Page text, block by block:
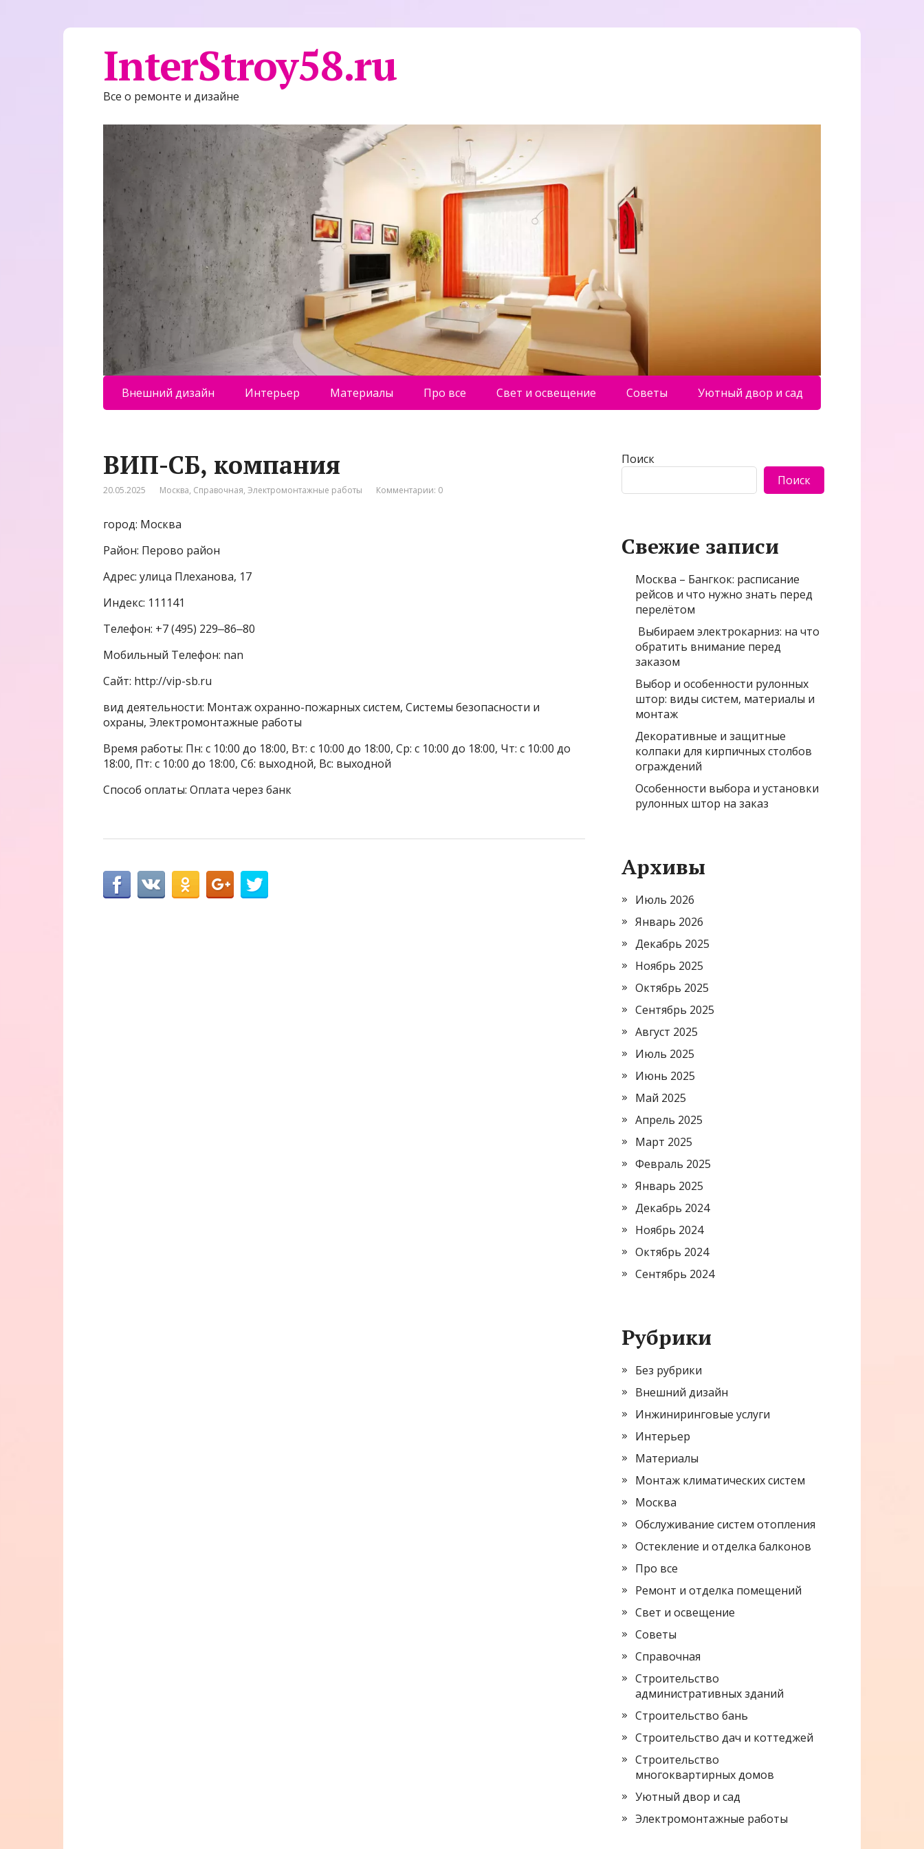
InterStroy58.ru
Все о ремонте и дизайне
Внешний дизайн Интерьер Материалы Про все Свет и освещение Советы Уютный двор и сад
ВИП-СБ, компания
20.05.2025 Москва, Справочная, Электромонтажные работы Комментарии: 0
город: Москва
Район: Перово район
Адрес: улица Плеханова, 17
Индекс: 111141
Телефон: +7 (495) 229‒86‒80
Мобильный Телефон: nan
Сайт: http://vip-sb.ru
вид деятельности: Монтаж охранно-пожарных систем, Системы безопасности и
охраны, Электромонтажные работы
Время работы: Пн: с 10:00 до 18:00, Вт: с 10:00 до 18:00, Ср: с 10:00 до 18:00, Чт: с 10:00 до
18:00, Пт: с 10:00 до 18:00, Сб: выходной, Вс: выходной
Способ оплаты: Оплата через банк
Поиск
Поиск
Свежие записи
Москва – Бангкок: расписание
рейсов и что нужно знать перед
перелётом
Выбираем электрокарниз: на что
обратить внимание перед
заказом
Выбор и особенности рулонных
штор: виды систем, материалы и
монтаж
Декоративные и защитные
колпаки для кирпичных столбов
ограждений
Особенности выбора и установки
рулонных штор на заказ
Архивы
Июль 2026
Январь 2026
Декабрь 2025
Ноябрь 2025
Октябрь 2025
Сентябрь 2025
Август 2025
Июль 2025
Июнь 2025
Май 2025
Апрель 2025
Март 2025
Февраль 2025
Январь 2025
Декабрь 2024
Ноябрь 2024
Октябрь 2024
Сентябрь 2024
Рубрики
Без рубрики
Внешний дизайн
Инжиниринговые услуги
Интерьер
Материалы
Монтаж климатических систем
Москва
Обслуживание систем отопления
Остекление и отделка балконов
Про все
Ремонт и отделка помещений
Свет и освещение
Советы
Справочная
Строительство
административных зданий
Строительство бань
Строительство дач и коттеджей
Строительство
многоквартирных домов
Уютный двор и сад
Электромонтажные работы